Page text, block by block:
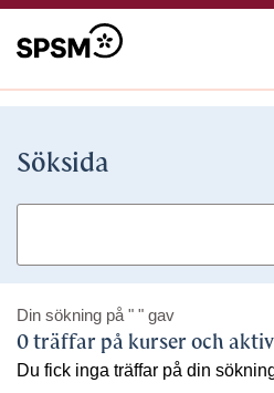
Söksida
Din sökning på " " gav
0 träffar på kurser och
Du fick inga träffar på din